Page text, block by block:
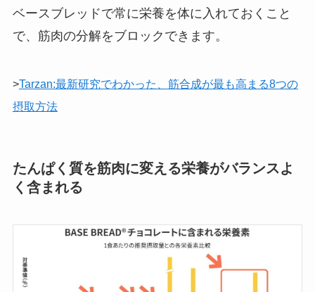
ベースブレッドで常に栄養を体に入れておくこと
で、筋肉の分解をブロックできます。
>Tarzan:最新研究でわかった、筋合成が最も高まる8つの
摂取方法
たんぱく質を筋肉に変える栄養がバランスよ
く含まれる